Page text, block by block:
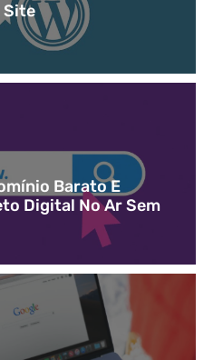
Site
Barato E
Digital No Ar Sem